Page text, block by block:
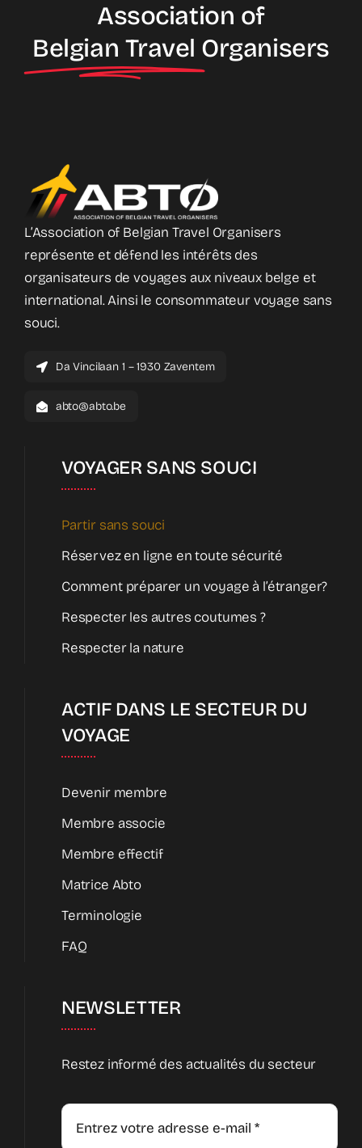
Association of
Belgian Travel Organisers
L’Association of Belgian Travel Organisers
représente et défend les intérêts des
organisateurs de voyages aux niveaux belge et
international. Ainsi le consommateur voyage sans
souci.
Da Vincilaan 1 – 1930 Zaventem
abto@abto.be
VOYAGER SANS SOUCI
Partir sans souci
Réservez en ligne en toute sécurité
Comment préparer un voyage à l’étranger?
Respecter les autres coutumes ?
Respecter la nature
ACTIF DANS LE SECTEUR DU
VOYAGE
Devenir membre
Membre associe
Membre effectif
Matrice Abto
Terminologie
FAQ
NEWSLETTER
Restez informé des actualités du secteur